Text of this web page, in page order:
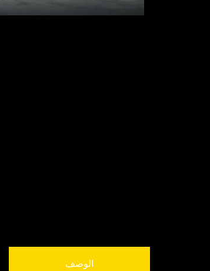
الوصف